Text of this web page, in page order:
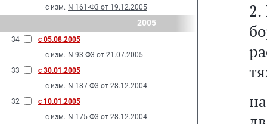
с изм. N 161-Ф3 от 19.12.2005
2005
34
с 05.08.2005
с изм. N 93-Ф3 от 21.07.2005
33
с 30.01.2005
с изм. N 187-Ф3 от 28.12.2004
32
с 10.01.2005
с изм. N 175-Ф3 от 28.12.2004
2.